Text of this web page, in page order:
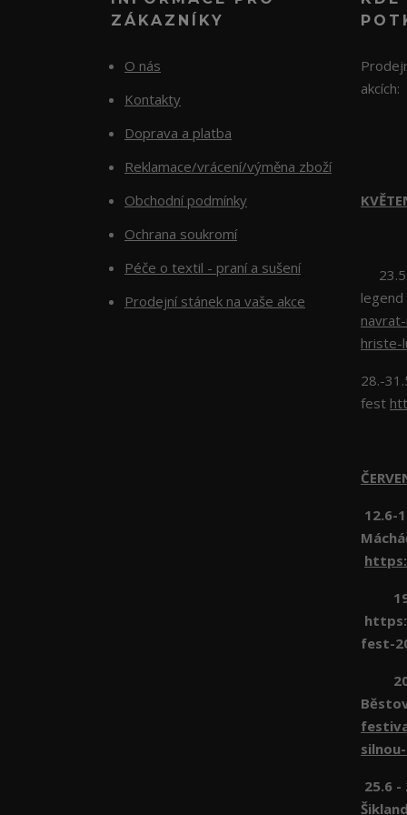
ZÁKAZNÍKY
O nás
Kontakty
Doprava a platba
Reklamace/vrácení/výměna zboží
Obchodní podmínky
Ochrana soukromí
Péče o textil - praní a sušení
Prodejní stánek na vaše akce
akcích:
legend
hriste-
28.-
fest
12.6-
fest-
25.6